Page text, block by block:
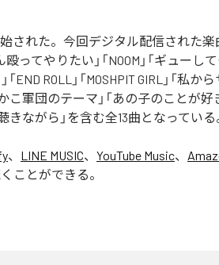
始された。今回デジタル配信された楽
ってやりたい」「NOOM」「ギューし
END ROLL」「MOSHPIT GIRL」「私か
かこ軍団のテーマ」「あの子のことが
きながら」を含む全13曲となっている
、 LINE MUSIC、 YouTube Music、
ことができる。